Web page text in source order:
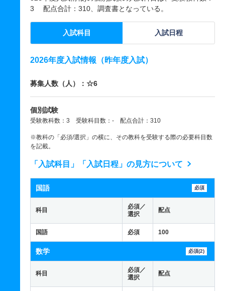
3 配点合計：310、調査書となっている。
入試科目 入試日程
2026年度入試情報（昨年度入試）
募集人数（人）：☆6
個別試験
受験教科数：3 受験科目数：- 配点合計：310
※教科の「必須/選択」の横に、その教科を受験する際の必要科目数
を記載。
「入試科目」「入試日程」の見方について
国語 必須
科目
必須／
選択
配点
国語 必須 100
数学 必須(2)
科目
必須／
選択
配点